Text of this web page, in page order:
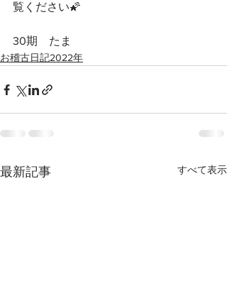
覧ください🌠
30期　たま
お稽古日記2022年
最新記事 すべて表示